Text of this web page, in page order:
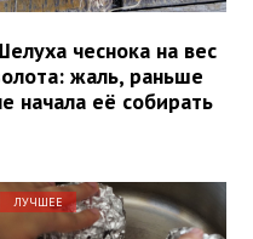
чеснока на вес
жаль, раньше
начала её собирать
ЛУЧШЕЕ